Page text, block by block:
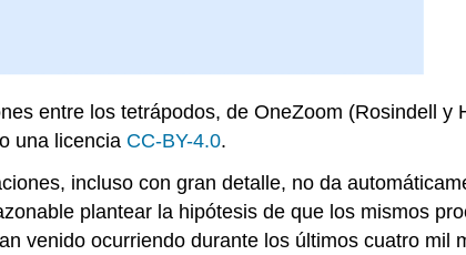
entre los tetrápodos, de OneZoom (Rosindell y
una licencia CC-BY-4.0.
incluso con gran detalle, no da
plantear la hipótesis de que los mismos
venido ocurriendo durante los últimos cuatro mil